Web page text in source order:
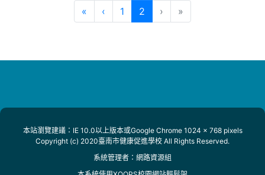
« 第一頁
‹ 上一頁
1 2 (目前頁次)
› »
本站瀏覽建議：IE 10.0以上版本或Google Chrome 1024 x 768 pixels
Copyright (c) 2020臺南市健康促進學校 All Rights Reserved.
系統管理者： 網路資源組